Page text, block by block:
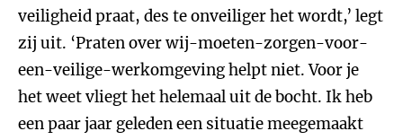
veiligheid praat, des te onveiliger het wordt,’ legt
zij uit. ‘Praten over wij-moeten-zorgen-voor-
een-veilige-werkomgeving helpt niet. Voor je
het weet vliegt het helemaal uit de bocht. Ik heb
een paar jaar geleden een situatie meegemaakt